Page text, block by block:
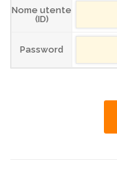
Nome utente
(ID)
Password